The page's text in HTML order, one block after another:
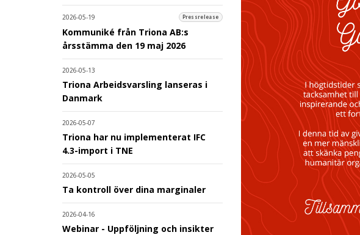
2026-05-19 Pressrelease
Kommuniké från Triona AB:s
årsstämma den 19 maj 2026
2026-05-13
Triona Arbeidsvarsling lanseras i
Danmark
2026-05-07
Triona har nu implementerat IFC
4.3-import i TNE
2026-05-05
Ta kontroll över dina marginaler
2026-04-16
Webinar - Uppföljning och insikter